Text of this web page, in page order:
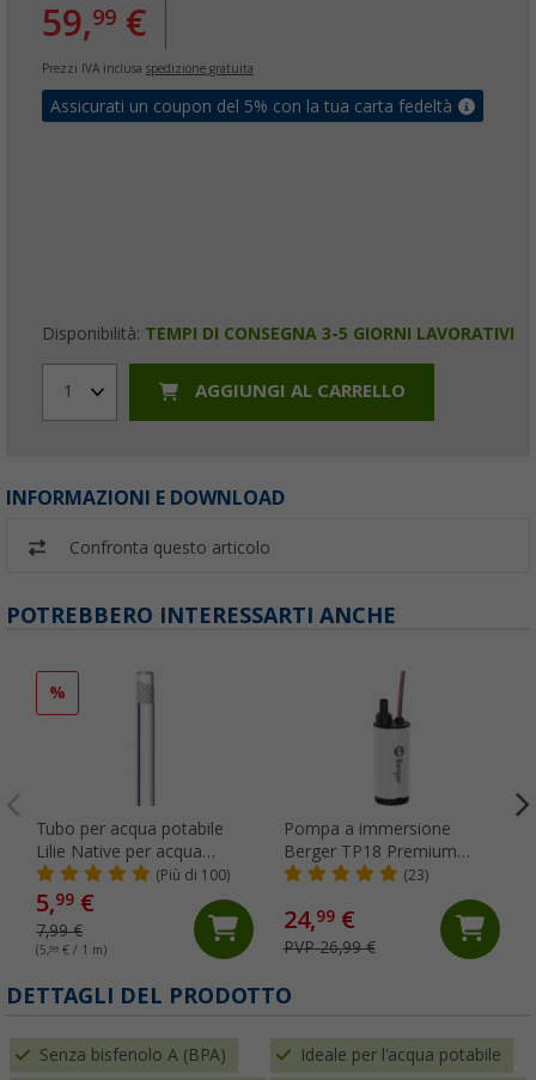
59,99 €
Prezzi IVA inclusa spedizione gratuita
Assicurati un coupon del 5% con la tua carta fedeltà
Disponibilità: TEMPI DI CONSEGNA 3-5 GIORNI LAVORATIVI
1 AGGIUNGI AL CARRELLO
INFORMAZIONI E DOWNLOAD
Confronta questo articolo
POTREBBERO INTERESSARTI ANCHE
%
Tubo per acqua potabile
Lilie Native per acqua
fredda 10 x 15 mm al
metro
(Più di 100)
5,99 €
7,99 €
(5,99 € / 1 m)
Pompa a immersione
Berger TP18 Premium
idonea per alimenti
(23)
24,99€
PVP 26,99 €
DETTAGLI DEL PRODOTTO
Senza bisfenolo A (BPA) Ideale per l'acqua potabile